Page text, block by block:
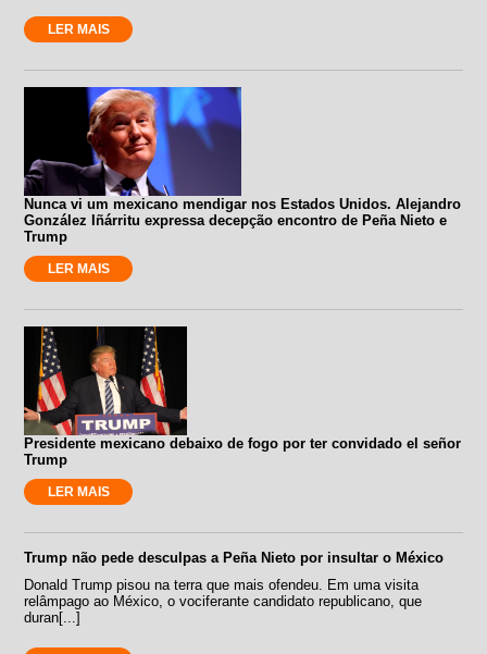
LER MAIS
Nunca vi um mexicano mendigar nos Estados Unidos. Alejandro
González Iñárritu expressa decepção encontro de Peña Nieto e
Trump
LER MAIS
Presidente mexicano debaixo de fogo por ter convidado el señor
Trump
LER MAIS
Trump não pede desculpas a Peña Nieto por insultar o México
Donald Trump pisou na terra que mais ofendeu. Em uma visita
relâmpago ao México, o vociferante candidato republicano, que
duran[...]